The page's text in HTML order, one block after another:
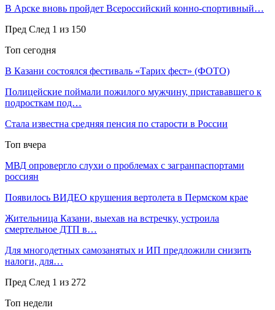
В Арске вновь пройдет Всероссийский конно-спортивный…
Пред След 1 из 150
Топ сегодня
В Казани состоялся фестиваль «Тарих фест» (ФОТО)
Полицейские поймали пожилого мужчину, пристававшего к
подросткам под…
Стала известна средняя пенсия по старости в России
Топ вчера
МВД опровергло слухи о проблемах с загранпаспортами
россиян
Появилось ВИДЕО крушения вертолета в Пермском крае
Жительница Казани, выехав на встречку, устроила
смертельное ДТП в…
Для многодетных самозанятых и ИП предложили снизить
налоги, для…
Пред След 1 из 272
Топ недели